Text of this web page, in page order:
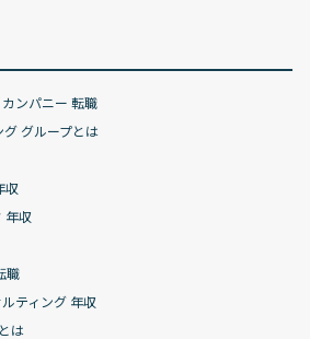
ンパニー 転職
グループとは
収
年収
職
ティング 年収
は